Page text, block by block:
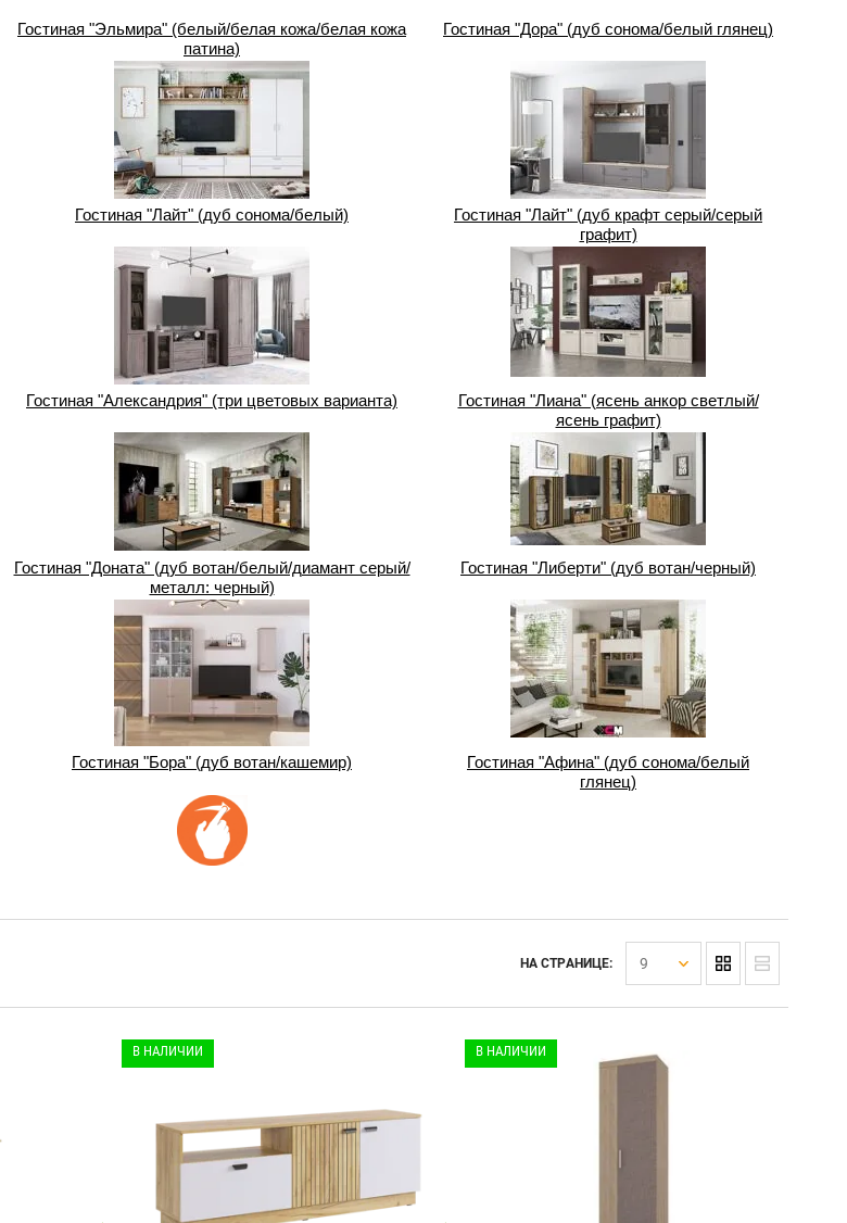
Гостиная "Эльмира" (белый/белая кожа/белая кожа
патина)
Гостиная "Дора" (дуб сонома/белый глянец)
Гостиная "Лайт" (дуб сонома/белый)
Гостиная "Лайт" (дуб крафт серый/серый
графит)
Гостиная "Александрия" (три цветовых варианта)
Гостиная "Лиана" (ясень анкор светлый/
ясень графит)
Гостиная "Доната" (дуб вотан/белый/диамант серый/
металл: черный)
Гостиная "Либерти" (дуб вотан/черный)
Гостиная "Бора" (дуб вотан/кашемир)
Гостиная "Афина" (дуб сонома/белый
глянец)
НА СТРАНИЦЕ: 9
В НАЛИЧИИ В НАЛИЧИИ